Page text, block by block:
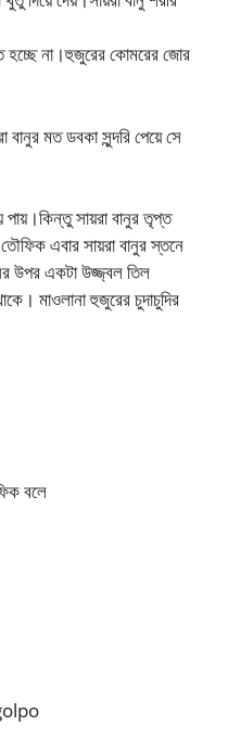
হচ্ছে না।হুজুরের কোমরের জোর
মত ডবকা সুন্দরি পেয়ে সে
সায়রা বানুর তৃপ্ত
এবার সায়রা বানুর স্তনে
উপর একটা উজ্জ্বল তিল
মাওলানা হুজুরের চুদাচুদির
বলে